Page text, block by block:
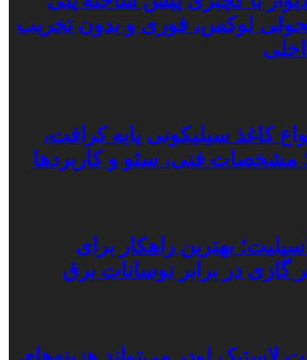
لوکس، فوری و بدون تخریب
کاغذ سیلیکونی پایه کرافت،
مشخصات فنی، سئو و کاربردها
اسپلیت؛ بهترین راهکار برای
در برابر نوسانات برق